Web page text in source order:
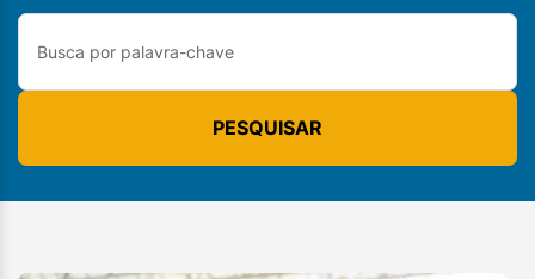
PESQUISAR